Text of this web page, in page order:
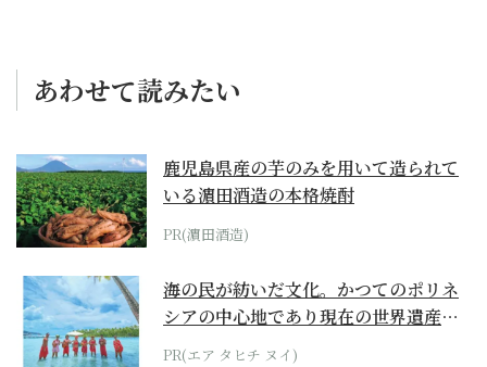
あわせて読みたい
鹿児島県産の芋のみを用いて造られて
いる濵田酒造の本格焼酎
PR(濵田酒造)
海の民が紡いだ文化。かつてのポリネ
シアの中心地であり現在の世界遺産か
らみえてくる...
PR(エア タヒチ ヌイ)